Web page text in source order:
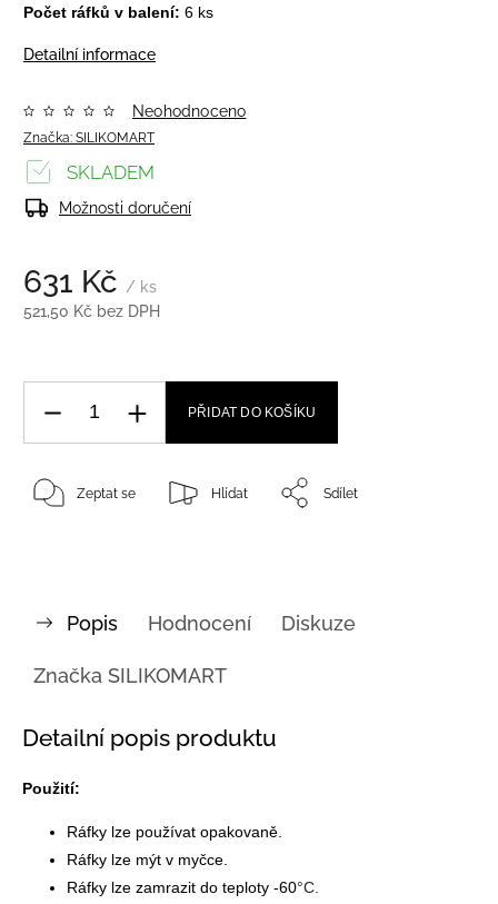
Počet ráfků v balení: 6 ks
Detailní informace
Značka: SILIKOMART
Neohodnoceno
631 Kč / ks
521,50 Kč bez DPH
SKLADEM
Možnosti doručení
PŘIDAT DO KOŠÍKU
Zeptat se Hlídat Sdílet
Popis Hodnocení Diskuze
Značka SILIKOMART
Detailní popis produktu
Použití:
Ráfky lze používat opakovaně.
Ráfky lze mýt v myčce.
Ráfky lze zamrazit do teploty -60°C.